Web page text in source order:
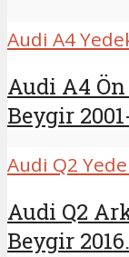
Audi A4
Audi A4 Ön
Beygir
Audi Q2
Audi Q2
Beygir